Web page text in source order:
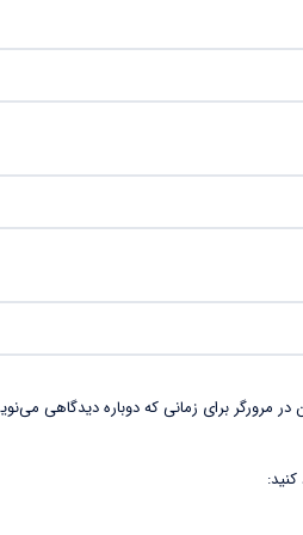
مرورگر برای زمانی که دوباره دیدگاهی